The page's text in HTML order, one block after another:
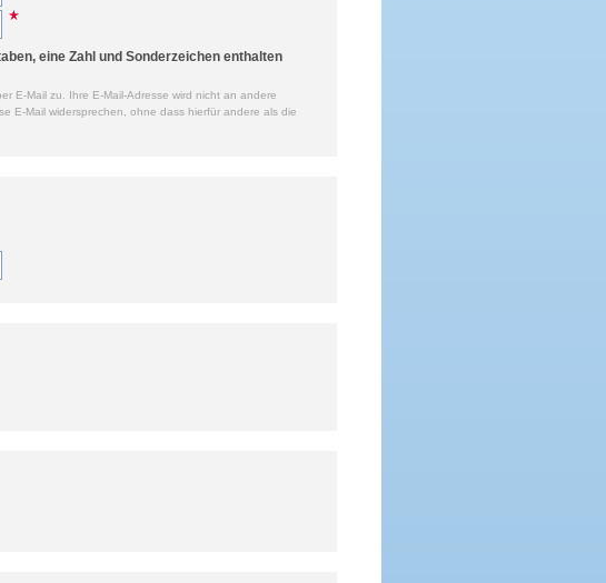
eine Zahl und Sonderzeichen enthalten
E-Mail zu. Ihre E-Mail-Adresse wird nicht an andere
E-Mail widersprechen, ohne dass hierfür andere als die